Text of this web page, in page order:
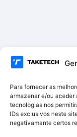
Para fornecer as
armazenar e/ou aceder
tecnologias nos
IDs exclusivos neste
negativamante certos